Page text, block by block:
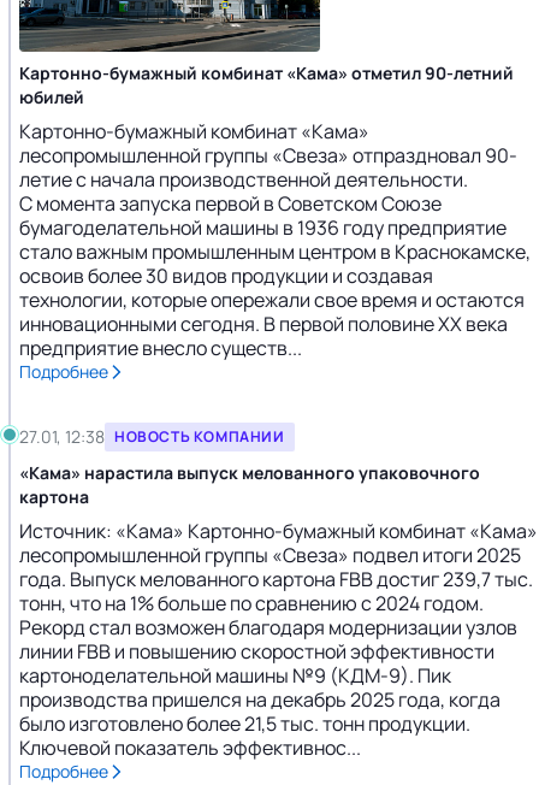
Картонно-бумажный комбинат «Кама» отметил 90-летний
юбилей
Картонно-бумажный комбинат «Кама»
лесопромышленной группы «Свеза» отпраздновал 90-
летие с начала производственной деятельности.
С момента запуска первой в Советском Союзе
бумагоделательной машины в 1936 году предприятие
стало важным промышленным центром в Краснокамске,
освоив более 30 видов продукции и создавая
технологии, которые опережали свое время и остаются
инновационными сегодня. В первой половине XX века
предприятие внесло существ...
Подробнее
27.01, 12:38 НОВОСТЬ КОМПАНИИ
«Кама» нарастила выпуск мелованного упаковочного
картона
Источник: «Кама» Картонно-бумажный комбинат «Кама»
лесопромышленной группы «Свеза» подвел итоги 2025
года. Выпуск мелованного картона FBB достиг 239,7 тыс.
тонн, что на 1% больше по сравнению с 2024 годом.
Рекорд стал возможен благодаря модернизации узлов
линии FBB и повышению скоростной эффективности
картоноделательной машины №9 (КДМ-9). Пик
производства пришелся на декабрь 2025 года, когда
было изготовлено более 21,5 тыс. тонн продукции.
Ключевой показатель эффективнос...
Подробнее